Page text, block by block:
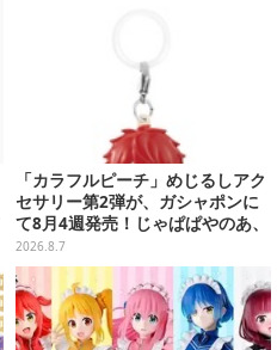
「カラフルピーチ」めじるしアク
セサリー第2弾が、ガシャポンに
て8月4週発売！じゃぱぱやのあ、
シヴァたちメンバー11名分ライン
ナップ
2026.8.7